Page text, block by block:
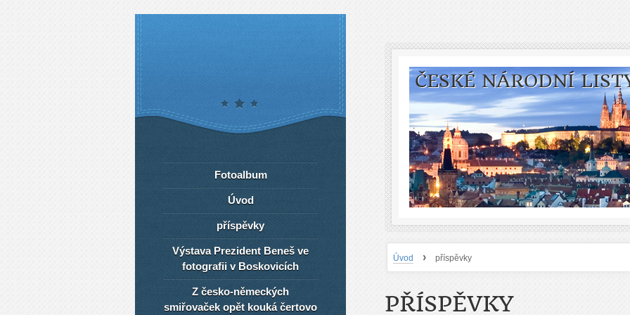
ČESKÉ NÁRODNÍ
Úvod › příspěvky
PŘÍSPĚVKY
Fotoalbum
Úvod
příspěvky
Výstava Prezident Beneš ve
fotografii v Boskovicích
Z česko-německých
smiřovaček opět kouká čertovo